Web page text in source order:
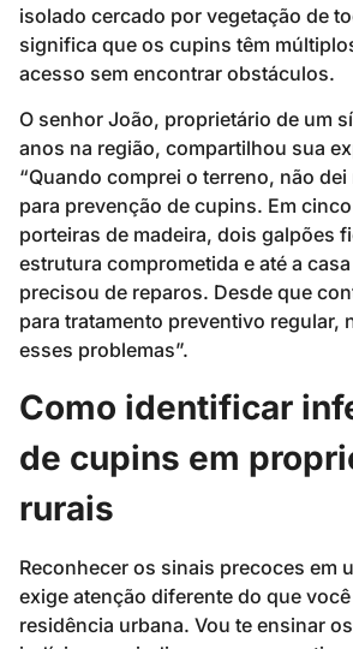
isolado cercado por vegetação de
significa que os cupins têm
acesso sem encontrar obstáculos.
O senhor João, proprietário de um
anos na região, compartilhou sua
“Quando comprei o terreno, não
para prevenção de cupins. Em
porteiras de madeira, dois galpões
estrutura comprometida e até a
precisou de reparos. Desde que
para tratamento preventivo regular,
esses problemas”.
Como identificar
de cupins em
rurais
Reconhecer os sinais precoces em
exige atenção diferente do que
residência urbana. Vou te ensinar